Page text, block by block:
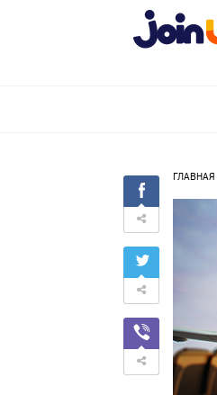
ГЛАВНАЯ